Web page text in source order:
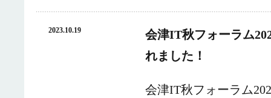
2023.10.19
会津IT秋フォーラム
れました！
会津IT秋フォーラム